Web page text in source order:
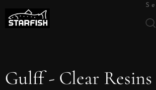
Gulff - Clear